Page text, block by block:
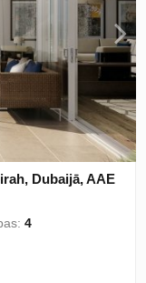
Dubaijā, AAE
4